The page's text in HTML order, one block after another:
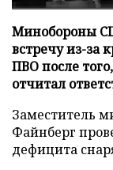
Минобороны
встречу из-за
ПВО после
отчитал
Заместитель
Файнберг
дефицита